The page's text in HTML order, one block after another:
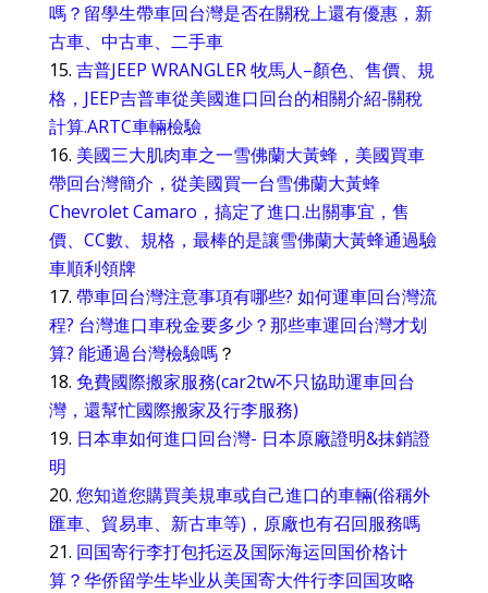
嗎？留學生帶車回台灣是否在關稅上還有優惠，新
古車、中古車、二手車
吉普JEEP WRANGLER 牧馬人–顏色、售價、規
格，JEEP吉普車從美國進口回台的相關介紹-關稅
計算.ARTC車輛檢驗
美國三大肌肉車之一雪佛蘭大黃蜂，美國買車
帶回台灣簡介，從美國買一台雪佛蘭大黃蜂
Chevrolet Camaro，搞定了進口.出關事宜，售
價、CC數、規格，最棒的是讓雪佛蘭大黃蜂通過驗
車順利領牌
帶車回台灣注意事項有哪些?‏ 如何運車回台灣流
程? 台灣進口車稅金要多少？那些車運回台灣才划
算? 能通過台灣檢驗嗎？
免費國際搬家服務(car2tw不只協助運車回台
灣，還幫忙國際搬家及行李服務)
日本車如何進口回台灣- 日本原廠證明&抹銷證
明
您知道您購買美規車或自己進口的車輛(俗稱外
匯車、貿易車、新古車等)，原廠也有召回服務嗎
回国寄行李打包托运及国际海运回国价格计
算？华侨留学生毕业从美国寄大件行李回国攻略